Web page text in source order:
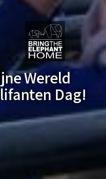
Wereld
Dag!